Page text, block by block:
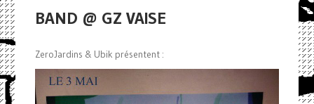
BAND @ GZ VAISE
ZeroJardins & Ubik présentent :